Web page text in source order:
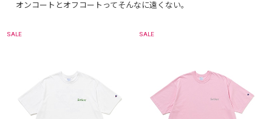
オンコートとオフコートってそんなに遠くない。
SALE SALE